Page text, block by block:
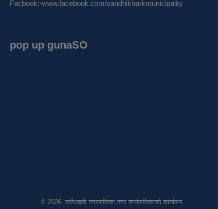
Facbook:-www.facebook.com/sandhikharkmunicipality
pop up gunaSO
© 2026 सन्धिखर्क नगरपालिका,नगर कार्यपालिकाको कार्यालय